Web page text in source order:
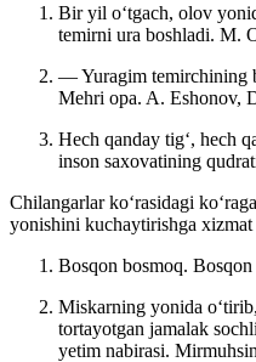
Bir yil oʻtgach, olov
temirni ura boshladi. M.
— Yuragim temirchining
Mehri opa. A. Eshonov,
Hech qanday tigʻ, hech
inson saxovatining
Chilangarlar koʻrasidagi
yonishini kuchaytirishga
Bosqon bosmoq.
Miskarning yonida
tortayotgan jamalak
yetim nabirasi.